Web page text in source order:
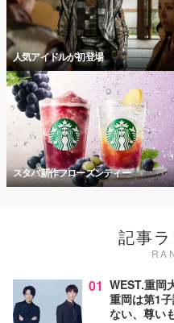
人気アイドルが初登場
スタバ新作フローズンティー
記事
01 WEST.重岡
重岡は第1
ない、尊い